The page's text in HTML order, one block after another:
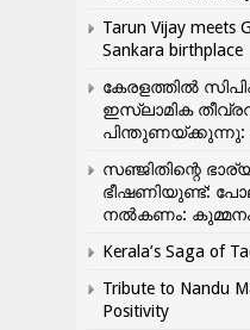
Tarun Vijay meets
Sankara birthplace
കേരളത്തിൽ
ഇസ്ലാമിക
പിന്തുണയ്ക്കുന്നു:
സഞ്ജിതിന്റെ
ഭീഷണിയുണ്ട്:
നൽകണം:
Kerala’s Saga of
Tribute to Nandu
Positivity